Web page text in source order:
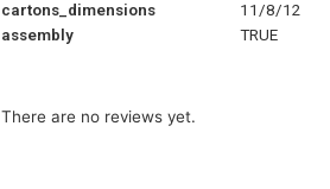
cartons_dimensions
11/8/12
assembly
TRUE
There are no reviews yet.